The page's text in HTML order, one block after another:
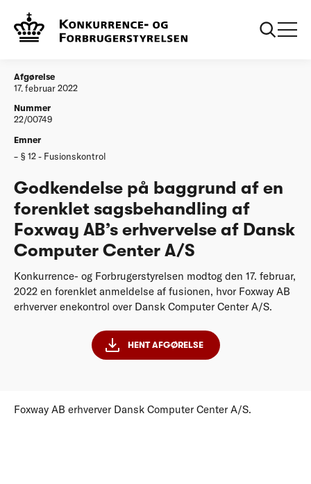
Afgørelser
forenklet sagsbehandling af Foxway AB’s
erhvervelse af Dansk Computer Center A/S
Afgørelse
17. februar 2022
Nummer
22/00749
Emner
§ 12 - Fusionskontrol
Godkendelse på baggrund af en
forenklet sagsbehandling af
Foxway AB’s erhvervelse af Dansk
Computer Center A/S
Konkurrence- og Forbrugerstyrelsen modtog den 17. februar,
2022 en forenklet anmeldelse af fusionen, hvor Foxway AB
erhverver enekontrol over Dansk Computer Center A/S.
HENT AFGØRELSE
Foxway AB erhverver Dansk Computer Center A/S.